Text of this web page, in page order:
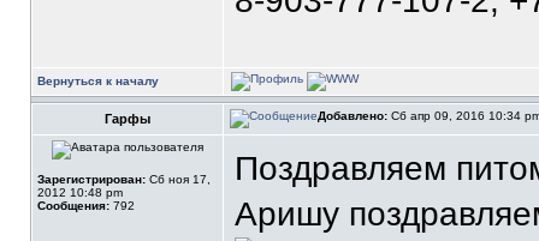
Вернуться к началу
Гарфы Добавлено: Сб апр 09, 2016 10:34
Зарегистрирован: Сб ноя 17,
2012 10:48 pm
Сообщения: 792
Поздравляем
Аришу